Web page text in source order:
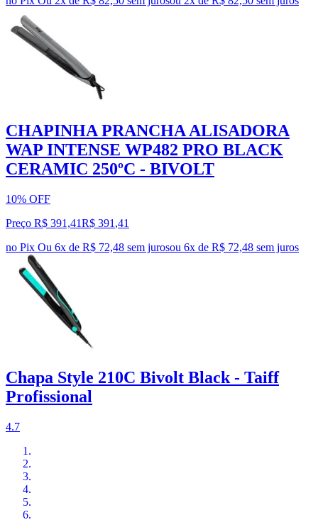
CHAPINHA PRANCHA ALISADORA
WAP INTENSE WP482 PRO BLACK
CERAMIC 250ºC - BIVOLT
10% OFF
Preço R$ 391,41R$ 391 ,41
no Pix Ou 6x de R$ 72,48 sem jurosou 6x de R$ 72,48 sem juros
Chapa Style 210C Bivolt Black - Taiff
Profissional
4.7